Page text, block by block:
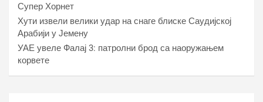
Супер Хорнет
Хути извели велики удар на снаге блиске Саудијској
Арабији у Јемену
УАЕ увеле Фалај 3: патролни брод са наоружањем
корвете